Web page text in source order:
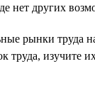
нет других
рынки труда
труда, изучите